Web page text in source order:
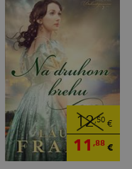
12,50€
11 ,88€